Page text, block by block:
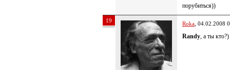
порубиться))
19 Roka , 04.02.2008
Randy, а ты кто?)